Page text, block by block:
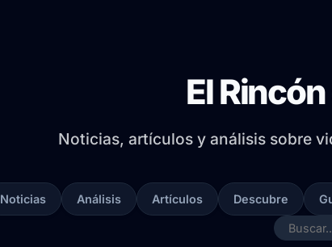
El
Noticias, artículos y análisis sobre
Noticias Análisis Artículos Descubre